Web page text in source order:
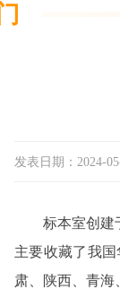
发表日期： 2024-
标本室创建
主要收藏了我
肃、陕西、青